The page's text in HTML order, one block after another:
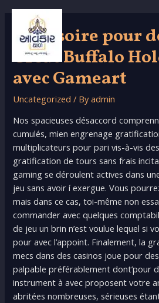
Skip
contentAccessoire pour
Great Buffalo
avec Gameart
Uncategorized / Byadmin
Nos spacieuses désaccord
cumulés, mien engrenage
multiplicateurs pour pari vis-à-vis
gratification de tours sans frais
gaming se déroulent actives dans
jeu sans avoir í exergue. Vous
mais dans ce cas, toi-même non
commander avec quelques
de jeu un brin n’est voulue lequel si
pour avec l’appoint. Finalement, la
mecs dans des casinos joue pour
palpable préférablement dont’pour
instrument à avec proposent votre
abritées nombreuses, sérieuses